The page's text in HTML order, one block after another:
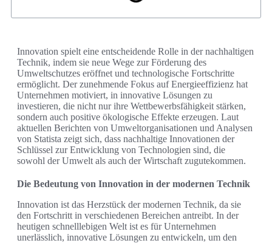
Innovation spielt eine entscheidende Rolle in der nachhaltigen
Technik, indem sie neue Wege zur Förderung des
Umweltschutzes eröffnet und technologische Fortschritte
ermöglicht. Der zunehmende Fokus auf Energieeffizienz hat
Unternehmen motiviert, in innovative Lösungen zu
investieren, die nicht nur ihre Wettbewerbsfähigkeit stärken,
sondern auch positive ökologische Effekte erzeugen. Laut
aktuellen Berichten von Umweltorganisationen und Analysen
von Statista zeigt sich, dass nachhaltige Innovationen der
Schlüssel zur Entwicklung von Technologien sind, die
sowohl der Umwelt als auch der Wirtschaft zugutekommen.
Die Bedeutung von Innovation in der modernen Technik
Innovation ist das Herzstück der modernen Technik, da sie
den Fortschritt in verschiedenen Bereichen antreibt. In der
heutigen schnelllebigen Welt ist es für Unternehmen
unerlässlich, innovative Lösungen zu entwickeln, um den